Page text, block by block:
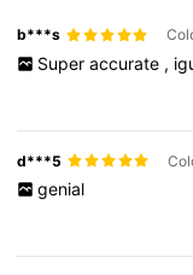
b***s
Super accurate ,
d***5
genial